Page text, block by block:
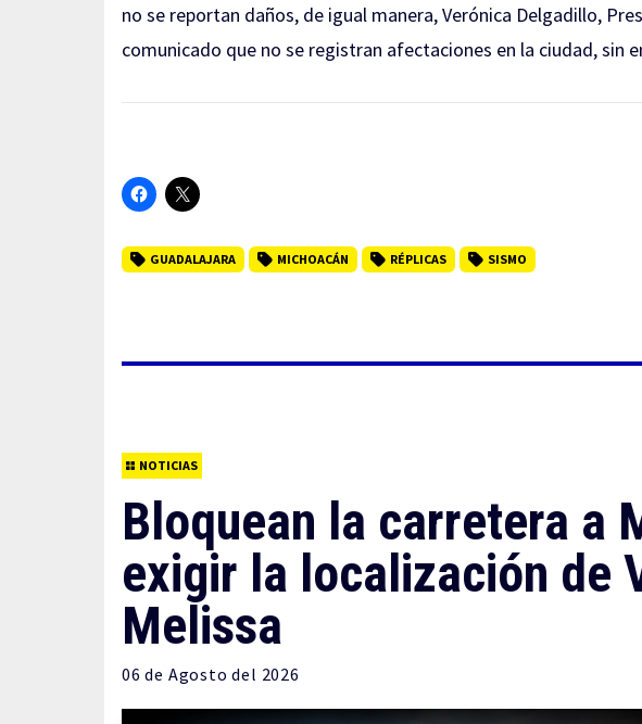
no se reportan daños, de igual manera, Verónica Delgadillo,
comunicado que no se registran afectaciones en la ciudad, sin
GUADALAJARA MICHOACÁN RÉPLICAS SISMO
NOTICIAS
Bloquean la carretera a
exigir la localización de
Melissa
06 de Agosto del 2026